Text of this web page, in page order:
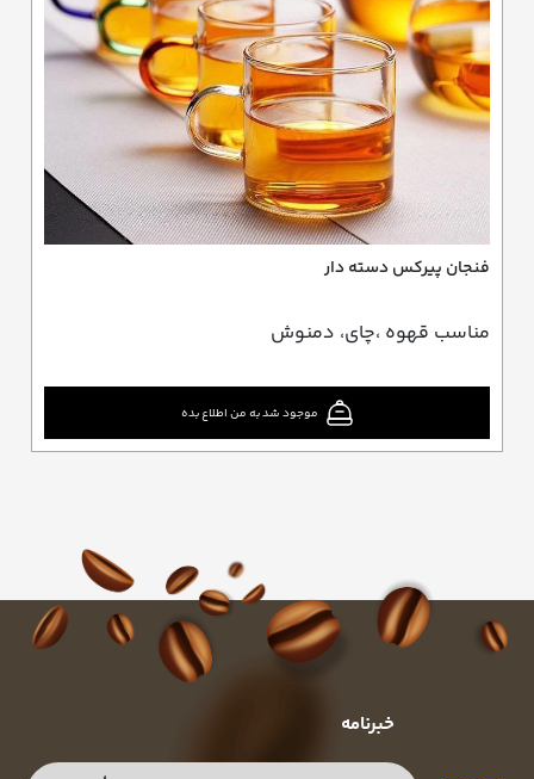
فنجان پیرکس دسته دار
مناسب قهوه ،چای، دمنوش
موجود شد به من اطلاع بده
خبرنامه